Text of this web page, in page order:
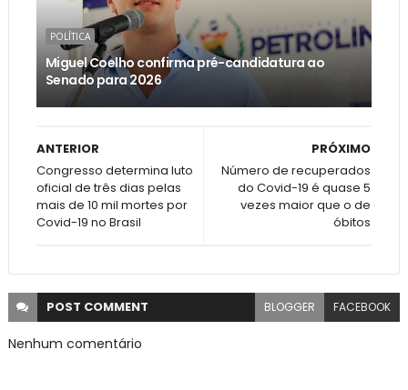
POLÍTICA
Miguel Coelho confirma pré-candidatura ao
Senado para 2026
PRÓXIMO
Número de recuperados
do Covid-19 é quase 5
vezes maior que o de
óbitos
ANTERIOR
Congresso determina luto
oficial de três dias pelas
mais de 10 mil mortes por
Covid-19 no Brasil
POST COMMENT BLOGGER FACEBOOK
Nenhum comentário